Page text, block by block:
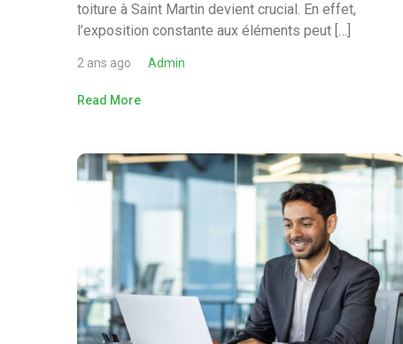
toiture à Saint Martin devient crucial. En effet,
l’exposition constante aux éléments peut […]
2 ans ago Admin
Read More